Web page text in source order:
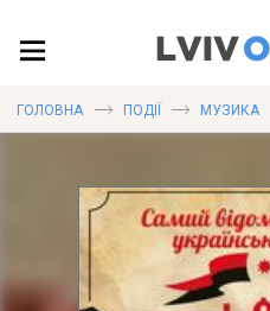
ПУБЛІКАЦІЇ
ГОЛОВНА ПОДІЇ МУЗИКА